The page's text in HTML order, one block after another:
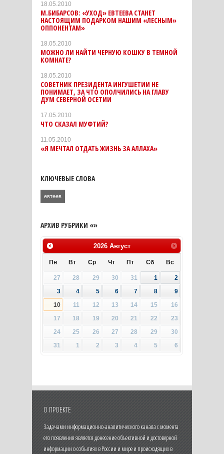
18.05.2010
М.БИБАРСОВ: «УХОД» ЕВТЕЕВА СТАНЕТ
НАСТОЯЩИМ ПОДАРКОМ НАШИМ «ЛЕСНЫМ»
ОППОНЕНТАМ»
18.05.2010
МОЖНО ЛИ НАЙТИ ЧЕРНУЮ КОШКУ В ТЕМНОЙ
КОМНАТЕ?
18.05.2010
СОВЕТНИК ПРЕЗИДЕНТА ИНГУШЕТИИ НЕ
ПОНИМАЕТ, ЗА ЧТО ОПОЛЧИЛИСЬ НА ГЛАВУ
ДУМ СЕВЕРНОЙ ОСЕТИИ
17.05.2010
ЧТО СКАЗАЛ МУФТИЙ?
11.05.2010
«Я МЕЧТАЛ ОТДАТЬ ЖИЗНЬ ЗА АЛЛАХА»
КЛЮЧЕВЫЕ СЛОВА
евтеев
АРХИВ РУБРИКИ «»
2026 Август
Пн Вт Ср Чт Пт Сб Вс
27 28 29 30 31 1
2
3
4 5 6 7 8
9
10
11 12 13 14 15
16
17
18 19 20 21 22
23
24
25 26 27 28 29
30
31
1 2 3 4 5 6
О ПРОЕКТЕ
Задачами информационно-аналитического канала с момента
его появления является донесение объективной и достоверной
информации о событиях в России и мире и происходящих в